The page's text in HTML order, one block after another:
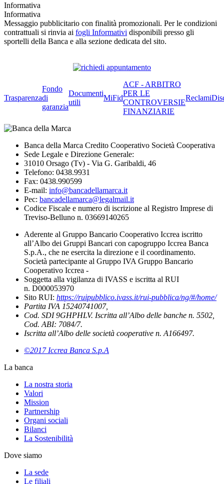
Informativa
Informativa
Messaggio pubblicitario con finalità promozionali. Per le condizioni
contrattuali si rinvia ai fogli Informativi disponibili presso gli
sportelli della Banca e alla sezione dedicata del sito.
Trasparenza
Fondo
di
garanzia
Documenti
utili
MiFid
ACF - ARBITRO
PER LE
CONTROVERSIE
FINANZIARIE
Reclami
Banca della Marca Credito Cooperativo Società Cooperativa
Sede Legale e Direzione Generale:
31010 Orsago (Tv) - Via G. Garibaldi, 46
Telefono: 0438.9931
Fax: 0438.990599
E-mail: info@bancadellamarca.it
Pec: bancadellamarca@legalmail.it
Codice Fiscale e numero di iscrizione al Registro Imprese di
Treviso-Belluno n. 03669140265
Aderente al Gruppo Bancario Cooperativo Iccrea iscritto
all’Albo dei Gruppi Bancari con capogruppo Iccrea Banca
S.p.A., che ne esercita la direzione e il coordinamento.
Società partecipante al Gruppo IVA Gruppo Bancario
Cooperativo Iccrea -
Soggetta alla vigilanza di IVASS e iscritta al RUI
n. D000053970
Sito RUI: https://ruipubblico.ivass.it/rui-pubblica/ng/#/home/
Partita IVA 15240741007,
Cod. SDI 9GHPHLV. Iscritta all’Albo delle banche n. 5502,
Cod. ABI: 7084/7.
Iscritta all’Albo delle società cooperative n. A166497.
©2017 Iccrea Banca S.p.A
La banca
La nostra storia
Valori
Mission
Partnership
Organi sociali
Bilanci
La Sostenibilità
Dove siamo
La sede
Le filiali